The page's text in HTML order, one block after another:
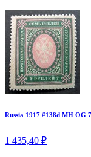
Russia 1917 #138d MH OG
1 435,40 ₽